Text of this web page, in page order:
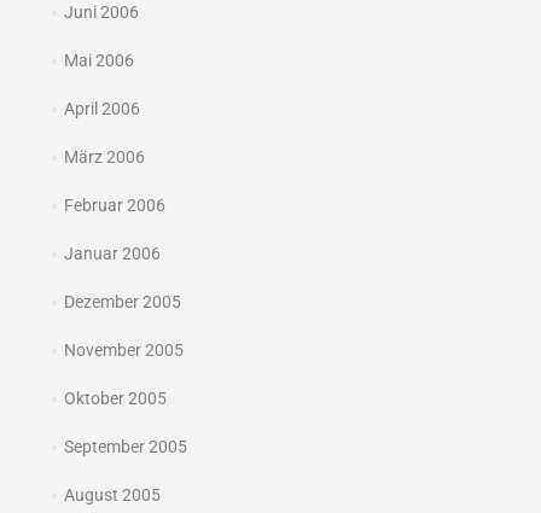
Juni 2006
Mai 2006
April 2006
März 2006
Februar 2006
Januar 2006
Dezember 2005
November 2005
Oktober 2005
September 2005
August 2005